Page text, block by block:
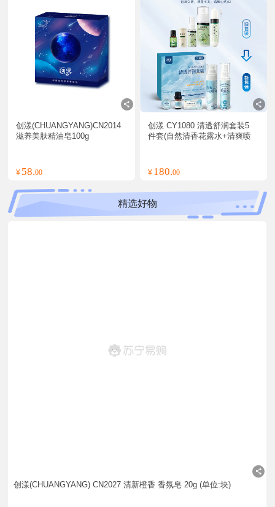
创漾(CHUANGYANG)CN2014
滋养美肤精油皂100g
¥ 58.00
创漾 CY1080 清透舒润套装5
件套(自然清香花露水+清爽喷
¥ 180.00
精选好物
创漾(CHUANGYANG) CN2027 清新橙香 香氛皂 20g (单位:块)